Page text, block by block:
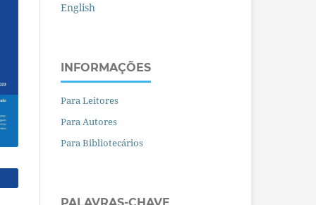
English
INFORMAÇÕES
Para Leitores
Para Autores
Para Bibliotecários